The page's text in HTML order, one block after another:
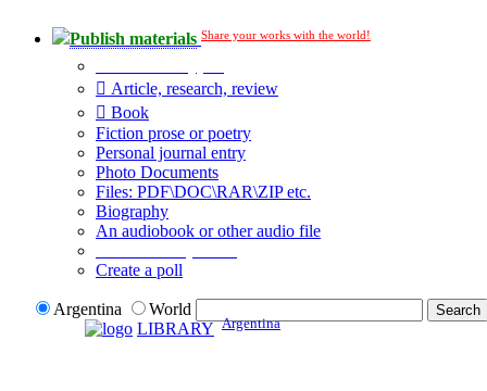
Publish materials Share your works with the world!
Article, research, review
Book
Fiction prose or poetry
Personal journal entry
Photo Documents
Files: PDF\DOC\RAR\ZIP etc.
Biography
An audiobook or other audio file
Create a poll
Argentina
World
LIBRARY Argentina